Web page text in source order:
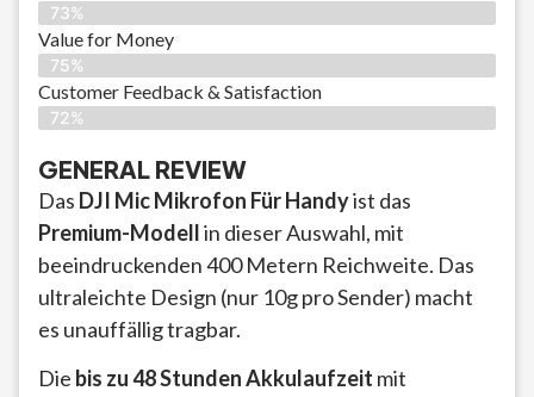
73%
Value for Money
75%
Customer Feedback & Satisfaction​
72%
GENERAL REVIEW
Das DJI Mic Mikrofon Für Handyist das
Premium-Modellin dieser Auswahl, mit
beeindruckenden 400 Metern Reichweite. Das
ultraleichte Design (nur 10g pro Sender) macht
es unauffällig tragbar.
Die bis zu 48 Stunden Akkulaufzeit mit